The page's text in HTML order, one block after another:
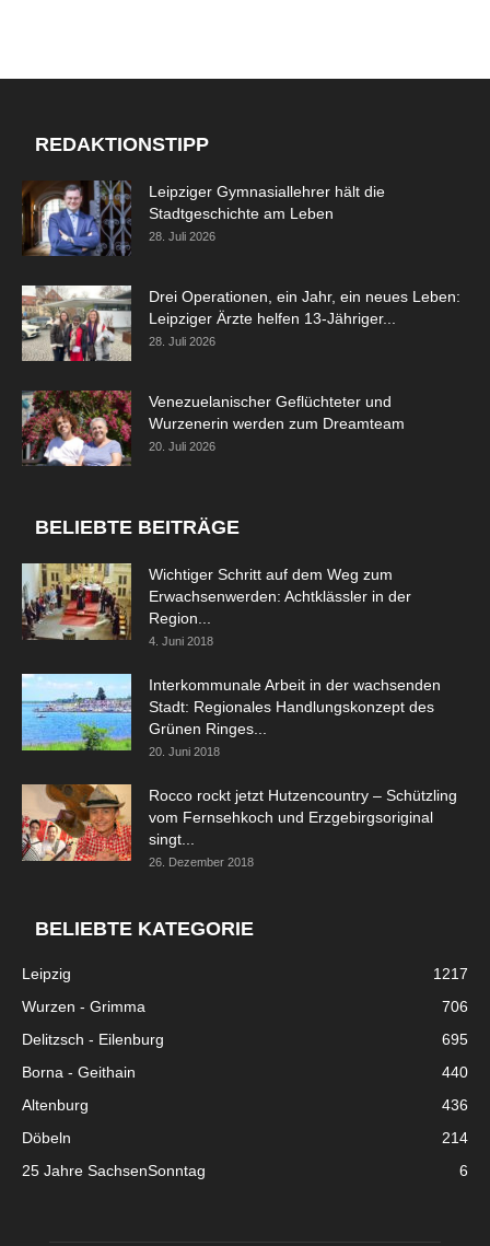
REDAKTIONSTIPP
Leipziger Gymnasiallehrer hält die
Stadtgeschichte am Leben
28. Juli 2026
Drei Operationen, ein Jahr, ein neues Leben:
Leipziger Ärzte helfen 13-Jähriger...
28. Juli 2026
Venezuelanischer Geflüchteter und
Wurzenerin werden zum Dreamteam
20. Juli 2026
BELIEBTE BEITRÄGE
Wichtiger Schritt auf dem Weg zum
Erwachsenwerden: Achtklässler in der
Region...
4. Juni 2018
Interkommunale Arbeit in der wachsenden
Stadt: Regionales Handlungskonzept des
Grünen Ringes...
20. Juni 2018
Rocco rockt jetzt Hutzencountry – Schützling
vom Fernsehkoch und Erzgebirgsoriginal
singt...
26. Dezember 2018
BELIEBTE KATEGORIE
Leipzig
1217
Wurzen - Grimma
706
Delitzsch - Eilenburg
695
Borna - Geithain
440
Altenburg
436
Döbeln
214
25 Jahre SachsenSonntag
6